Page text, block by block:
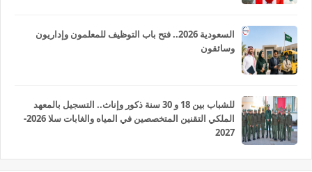
السعودية 2026.. فتح باب التوظيف للمعلمون وإداريون
وسائقون
للشباب بين 18 و 30 سنة ذكور وإناث.. التسجيل بالمعهد
الملكي التقنين المتخصصين في المياه والغابات سلا 2026-
2027